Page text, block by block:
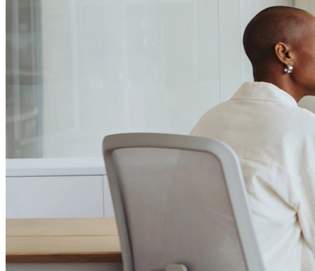
Institucional
Código Corporativo de Conduta Ética
Compromisso com o Meio Ambiente
Educação Financeira
Governança Corporativa
Política de Prevenção à Lavagem de Dinheiro
Política de Privacidade
Política de Segurança da Informação
Relatório de Transparência Salarial
Regulamento do Arranjo PAT
Soluções